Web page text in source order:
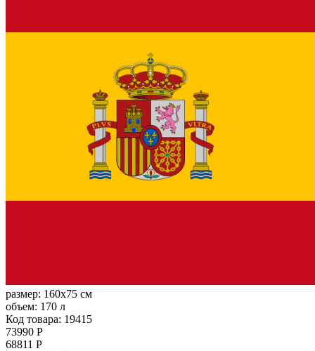
размер: 160x75 см
объем: 170 л
Код товара: 19415
73990 Р
68811 Р